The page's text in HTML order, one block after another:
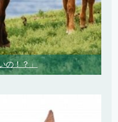
の！？」